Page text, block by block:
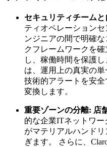
セキュリティチームと
ティオペレーション
ンジニアの間で明確
クフレームワークを
し、稼働時間を保護
は、運用上の真実の
技術的アラートを安
変換します。
重要ゾーンの分離: 店
的な企業ITネットワ
がマテリアルハンド
ぎます。 さらに、